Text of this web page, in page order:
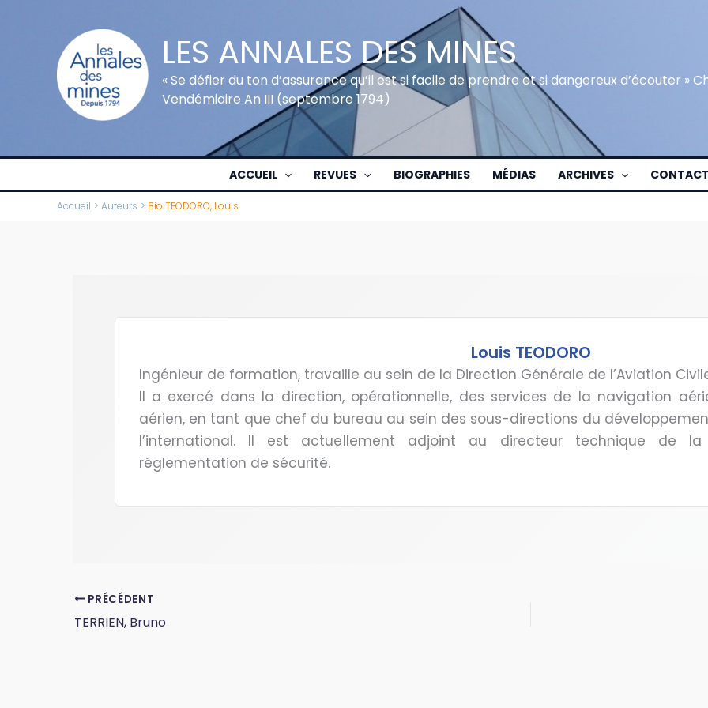
LES ANNALES DES MINES
« Se défier du ton d’assurance qu’il est si facile de prendre et si dangereux d’écouter »
Vendémiaire An III (septembre 1794)
ACCUEIL REVUES BIOGRAPHIES MÉDIAS ARCHIVES CONTACT
Accueil Auteurs Bio TEODORO, Louis
Louis TEODORO
Ingénieur de formation, travaille au sein de la Direction Générale de l’Aviation
Il a exercé dans la direction, opérationnelle, des services de la navigation
aérien, en tant que chef du bureau au sein des sous-directions du
l’international. Il est actuellement adjoint au directeur technique de la
réglementation de sécurité.
PRÉCÉDENT
TERRIEN, Bruno